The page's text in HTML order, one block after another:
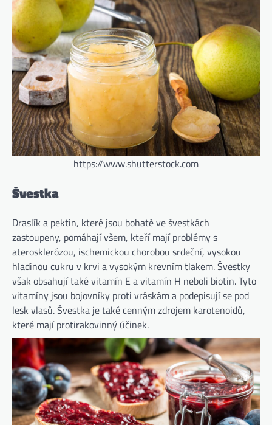
https://www.shutterstock.com
Švestka
Draslík a pektin, které jsou bohatě ve švestkách
zastoupeny, pomáhají všem, kteří mají problémy s
aterosklerózou, ischemickou chorobou srdeční, vysokou
hladinou cukru v krvi a vysokým krevním tlakem. Švestky
však obsahují také vitamín E a vitamín H neboli biotin. Tyto
vitamíny jsou bojovníky proti vráskám a podepisují se pod
lesk vlasů. Švestka je také cenným zdrojem karotenoidů,
které mají protirakovinný účinek.